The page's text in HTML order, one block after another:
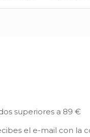
superiores a 89 €
el e-mail con la